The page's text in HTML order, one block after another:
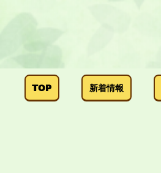
TOP 新着情報